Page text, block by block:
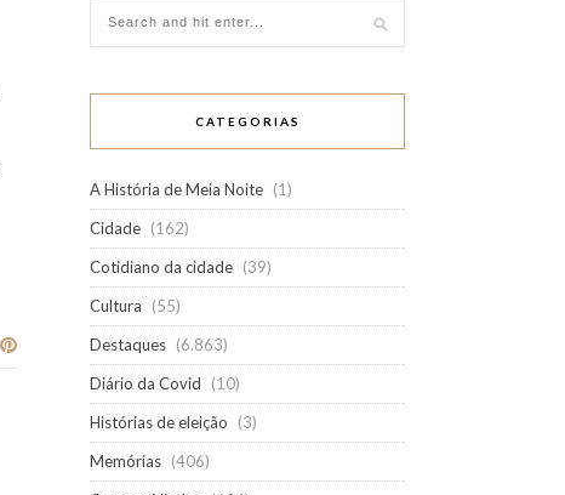
CATEGORIAS
A História de Meia Noite (1)
Cidade (162)
Cotidiano da cidade (39)
Cultura
(55)
Destaques (6.863)
Diário da Covid
(10)
Histórias de eleição
(3)
Memórias (406)